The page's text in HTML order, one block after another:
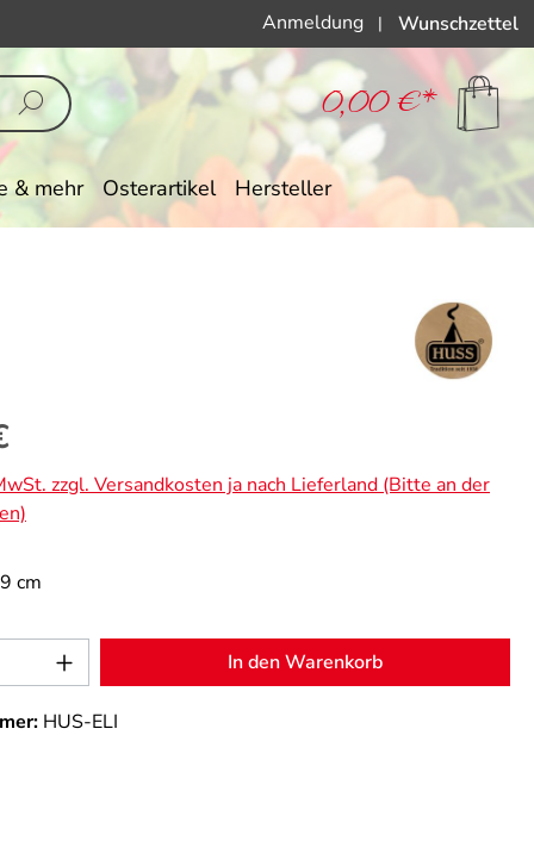
Anmeldung | Wunschzettel
0,00 €*
& mehr Osterartikel Hersteller
zzgl. Versandkosten ja nach Lieferland (Bitte an der
cm
Gib den gewünschten Wert ein
In den Warenkorb
HUS-ELI